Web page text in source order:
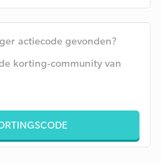
actiecode gevonden?
korting-community van